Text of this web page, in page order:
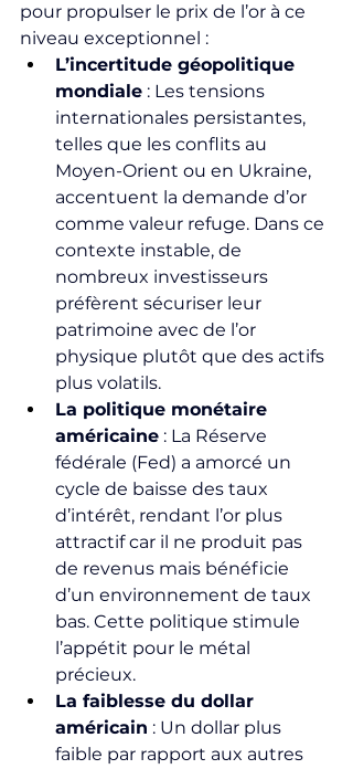
pour propulser le prix de l’or à ce
niveau exceptionnel :
L’incertitude géopolitique
mondiale : Les tensions
internationales persistantes,
telles que les conflits au
Moyen-Orient ou en Ukraine,
accentuent la demande d’or
comme valeur refuge. Dans ce
contexte instable, de
nombreux investisseurs
préfèrent sécuriser leur
patrimoine avec de l’or
physique plutôt que des actifs
plus volatils.
La politique monétaire
américaine : La Réserve
fédérale (Fed) a amorcé un
cycle de baisse des taux
d’intérêt, rendant l’or plus
attractif car il ne produit pas
de revenus mais bénéficie
d’un environnement de taux
bas. Cette politique stimule
l’appétit pour le métal
précieux.
La faiblesse du dollar
américain : Un dollar plus
faible par rapport aux autres